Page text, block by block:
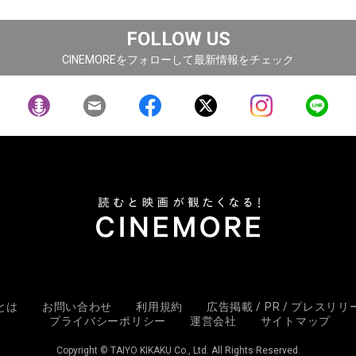
FOLLOW US
CINEMOREをフォローして最新情報をチェック
は お問い合わせ 利用規約
広告掲載 / PR / プレスリリ
プライバシーポリシー
運営会社 サイトマップ
Copyright © TAIYO KIKAKU Co., Ltd. All Rights Reserved.